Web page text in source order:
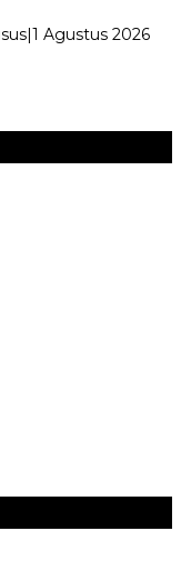
|1 Agustus 2026